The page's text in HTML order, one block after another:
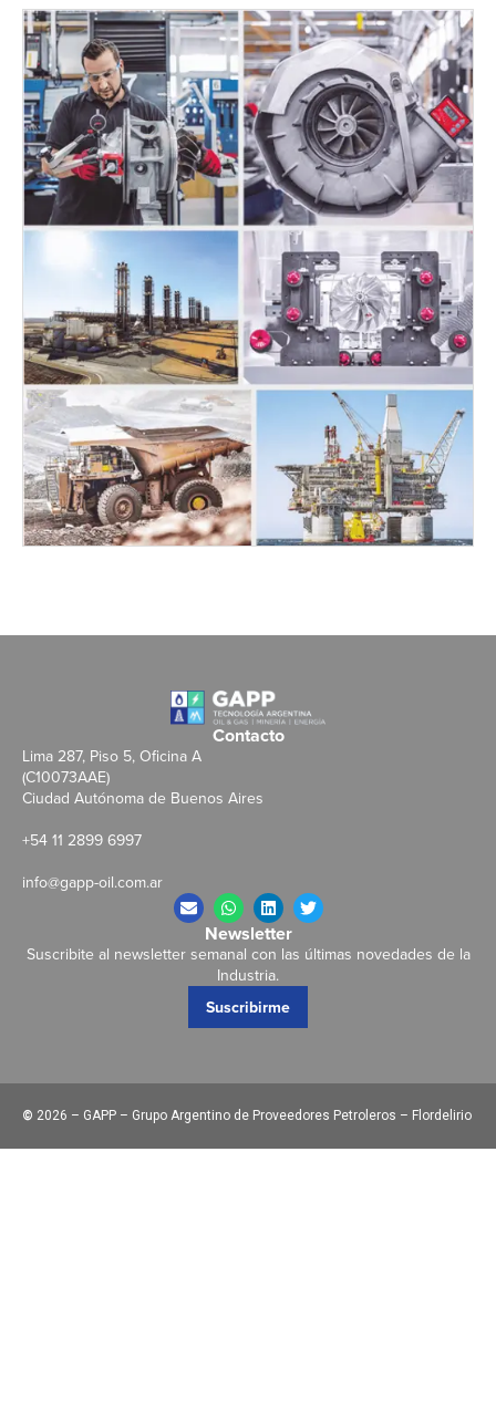
Contacto
Lima 287, Piso 5, Oficina A
(C10073AAE)
Ciudad Autónoma de Buenos Aires
+54 11 2899 6997
info@gapp-oil.com.ar
Newsletter
Suscribite al newsletter semanal con las últimas novedades de la
Industria.
Suscribirme
© 2026 – GAPP – Grupo Argentino de Proveedores Petroleros – Flordelirio